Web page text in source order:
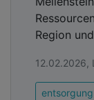
Region
12.02.2026,
entsorgung